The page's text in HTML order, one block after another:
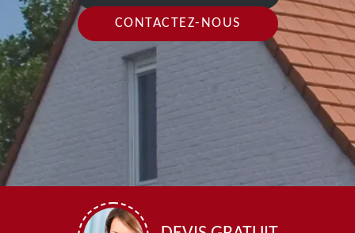
CONTACTEZ-NOUS